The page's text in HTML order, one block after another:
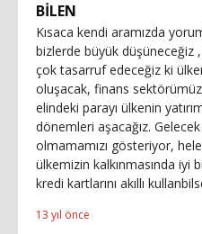
BİLEN
Kısaca kendi aramızda
bizlerde büyük düşüneceğiz
çok tasarruf edeceğiz ki
oluşacak, finans
elindeki parayı ülkenin
dönemleri aşacağız.
olmamamızı gösteriyor,
ülkemizin kalkınmasında iyi
kredi kartlarını akıllı
13 yıl önce